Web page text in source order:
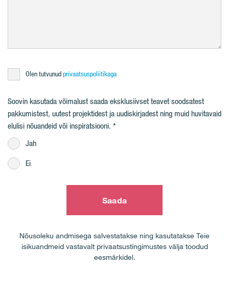
Olen tutvunudprivaatsuspoliitikaga
Soovin kasutada võimalust saada eksklusiivset teavet soodsatest
pakkumistest, uutest projektidest ja uudiskirjadest ning muid huvitavaid
elulisi nõuandeid või inspiratsiooni.
Jah
Ei
Saada
Nõusoleku andmisega salvestatakse ning kasutatakse Teie
isikuandmeid vastavalt privaatsustingimustes välja toodud
eesmärkidel.